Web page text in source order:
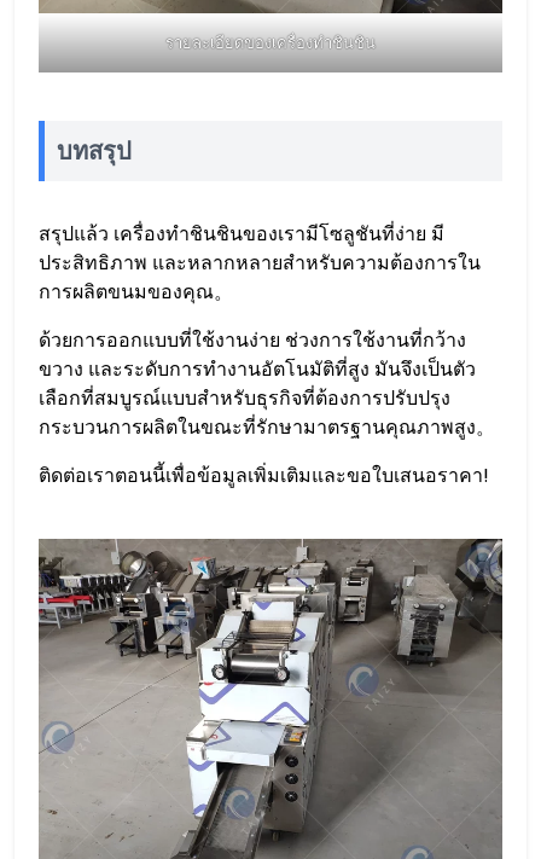
รายละเอียดของเครื่องทำชินชิน
บทสรุป
สรุปแล้ว เครื่องทำชินชินของเรามีโซลูชันที่ง่าย มี
ประสิทธิภาพ และหลากหลายสำหรับความต้องการใน
การผลิตขนมของคุณ。
ด้วยการออกแบบที่ใช้งานง่าย ช่วงการใช้งานที่กว้าง
ขวาง และระดับการทำงานอัตโนมัติที่สูง มันจึงเป็นตัว
เลือกที่สมบูรณ์แบบสำหรับธุรกิจที่ต้องการปรับปรุง
กระบวนการผลิตในขณะที่รักษามาตรฐานคุณภาพสูง。
ติดต่อเราตอนนี้เพื่อข้อมูลเพิ่มเติมและขอใบเสนอราคา!